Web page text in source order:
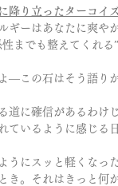
降り立ったターコイ
ギーはあなたに爽や
までも整えてくれる”
—この石はそう語り
道に確信があるわけ
ているように感じる
うにスッと軽くなっ
き。それはきっと何